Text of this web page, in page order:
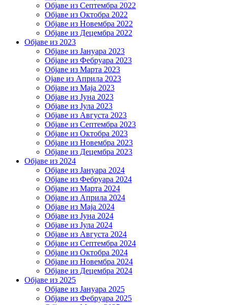
Објаве из Септембра 2022
Објаве из Октобра 2022
Објаве из Новембра 2022
Објаве из Децембра 2022
Објаве из 2023
Објаве из Јануара 2023
Објаве из Фебруара 2023
Објаве из Марта 2023
Ојаве из Априла 2023
Објаве из Маја 2023
Објаве из Јуна 2023
Објаве из Јула 2023
Објаве из Августа 2023
Објаве из Септембра 2023
Објаве из Октобра 2023
Објаве из Новембра 2023
Објаве из Децембра 2023
Објаве из 2024
Објаве из Јануара 2024
Објаве из Фебруара 2024
Објаве из Марта 2024
Објаве из Априла 2024
Објаве из Маја 2024
Објаве из Јуна 2024
Објаве из Јула 2024
Објаве из Августа 2024
Објаве из Септембра 2024
Објаве из Октобра 2024
Објаве из Новембра 2024
Објаве из Децембра 2024
Објаве из 2025
Објаве из Јануара 2025
Објаве из Фебруара 2025